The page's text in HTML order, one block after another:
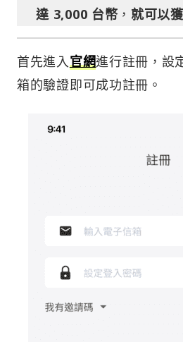
達 3,000 台幣 ， 就可以
首先進入官網進行註冊，設
箱的驗證即可成功註冊。